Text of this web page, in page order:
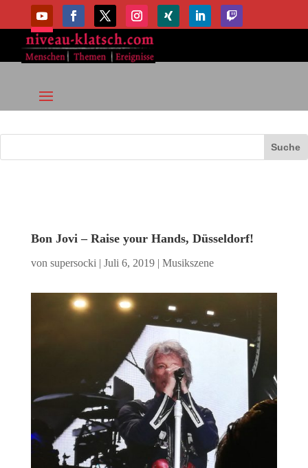
Bon Jovi – Raise your Hands, Düsseldorf!
von supersocki | Juli 6, 2019| Musikszene